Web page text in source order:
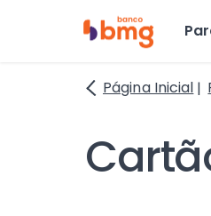
Página Inicial
Lista